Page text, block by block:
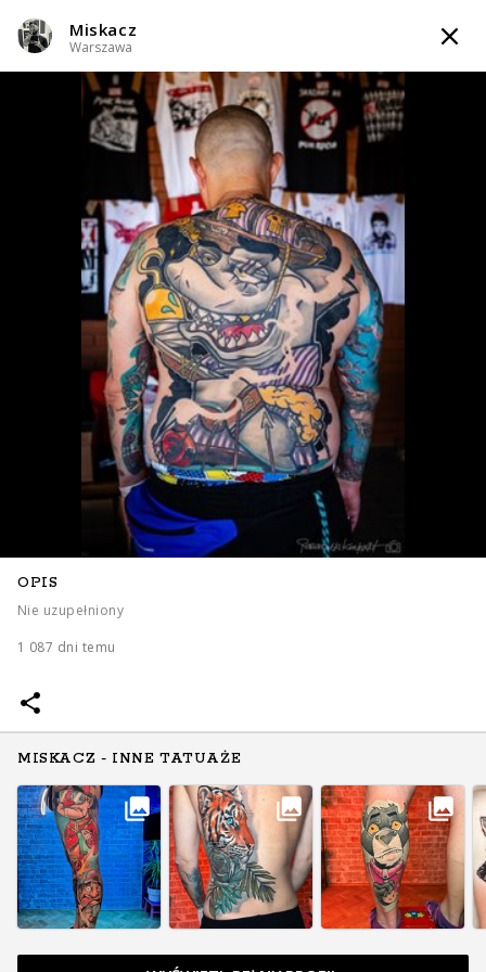
Miskacz
Warszawa
Styl tatuażu: Black & Grey / Graficzny / Sketch / Neo-tradycyjny /
Newschool / Graffiti / Cartoon
WIADOMOŚĆ
TATUAŻE WZORY INFO
Miskacz
Warszawa
OPIS
Nie uzupełniony
1 087 dni temu
MISKACZ - INNE TATUAŻE